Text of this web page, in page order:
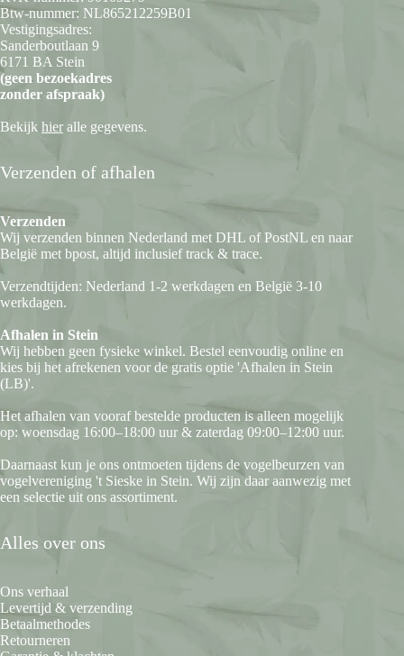
Btw-nummer: NL865212259B01
Vestigingsadres:
Sanderboutlaan 9
6171 BA Stein
(geen bezoekadres
zonder afspraak)
Bekijk hier alle gegevens.
Verzenden of afhalen
Verzenden
Wij verzenden binnen Nederland met DHL of PostNL en naar
België met bpost, altijd inclusief track & trace.
Verzendtijden: Nederland 1-2 werkdagen en België 3-10
werkdagen.
Afhalen in Stein
Wij hebben geen fysieke winkel. Bestel eenvoudig online en
kies bij het afrekenen voor de gratis optie 'Afhalen in Stein
(LB)'.
Het afhalen van vooraf bestelde producten is alleen mogelijk
op: woensdag 16:00–18:00 uur & zaterdag 09:00–12:00 uur.
Daarnaast kun je ons ontmoeten tijdens de vogelbeurzen van
vogelvereniging 't Sieske in Stein. Wij zijn daar aanwezig met
een selectie uit ons assortiment.
Alles over ons
Ons verhaal
Levertijd & verzending
Betaalmethodes
Retourneren